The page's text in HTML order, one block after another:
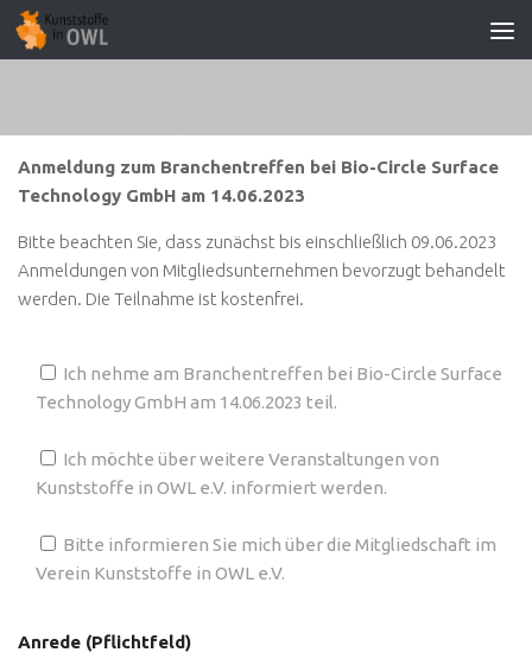
Zum Inhalt springen
Anmeldung zum Branchentreffen bei Bio-Circle Surface
Technology GmbH am 14.06.2023
Bitte beachten Sie, dass zunächst bis einschließlich 09.06.2023
Anmeldungen von Mitgliedsunternehmen bevorzugt behandelt
werden. Die Teilnahme ist kostenfrei.
Ich nehme am Branchentreffen bei Bio-Circle Surface
Technology GmbH am 14.06.2023 teil.
Ich möchte über weitere Veranstaltungen von
Kunststoffe in OWL e.V. informiert werden.
Bitte informieren Sie mich über die Mitgliedschaft im
Verein Kunststoffe in OWL e.V.
Anrede (Pflichtfeld)